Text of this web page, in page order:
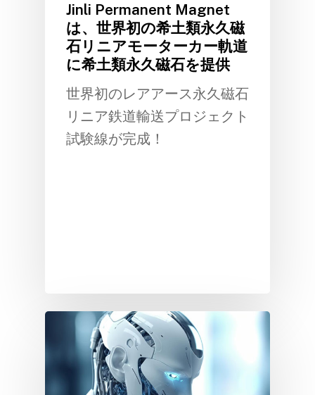
Jinli Permanent Magnet
は、世界初の希土類永久磁
石リニアモーターカー軌道
に希土類永久磁石を提供
世界初のレアアース永久磁石
リニア鉄道輸送プロジェクト
試験線が完成！